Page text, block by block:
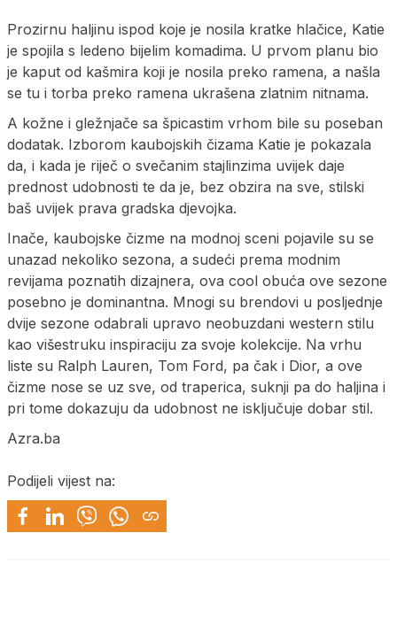
Prozirnu haljinu ispod koje je nosila kratke hlačice, Katie
je spojila s ledeno bijelim komadima. U prvom planu bio
je kaput od kašmira koji je nosila preko ramena, a našla
se tu i torba preko ramena ukrašena zlatnim nitnama.
A kožne i gležnjače sa špicastim vrhom bile su poseban
dodatak. Izborom kaubojskih čizama Katie je pokazala
da, i kada je riječ o svečanim stajlinzima uvijek daje
prednost udobnosti te da je, bez obzira na sve, stilski
baš uvijek prava gradska djevojka.
Inače, kaubojske čizme na modnoj sceni pojavile su se
unazad nekoliko sezona, a sudeći prema modnim
revijama poznatih dizajnera, ova cool obuća ove sezone
posebno je dominantna. Mnogi su brendovi u posljednje
dvije sezone odabrali upravo neobuzdani western stilu
kao višestruku inspiraciju za svoje kolekcije. Na vrhu
liste su Ralph Lauren, Tom Ford, pa čak i Dior, a ove
čizme nose se uz sve, od traperica, suknji pa do haljina i
pri tome dokazuju da udobnost ne isključuje dobar stil.
Azra.ba
Podijeli vijest na: